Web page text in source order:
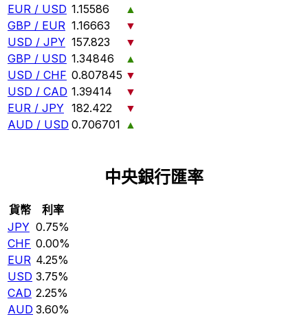
EUR / USD 1.15586
▲
GBP / EUR 1.16663
▼
USD / JPY 157.823
▼
GBP / USD 1.34846
▲
USD / CHF 0.807845 ▼
USD / CAD 1.39414
▼
EUR / JPY 182.422
▼
AUD / USD 0.706701 ▲
中央銀行匯率
貨幣
利率
JPY 0.75%
CHF 0.00%
EUR 4.25%
USD 3.75%
CAD 2.25%
AUD 3.60%